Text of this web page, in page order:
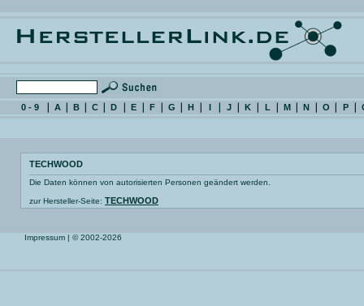
0 - 9 A B C D E F G H I J K L M N O P
TECHWOOD
Die Daten können von autorisierten Personen geändert werden.
zur Hersteller-Seite: TECHWOOD
Impressum | © 2002-2026